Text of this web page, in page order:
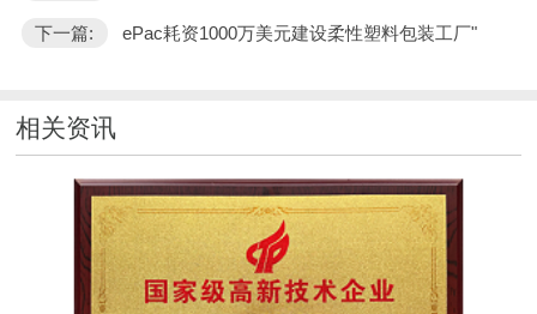
下一篇: ePac耗资1000万美元建设柔性塑料包装工厂"
相关资讯